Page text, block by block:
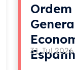
Ordem
31 Jul 2026